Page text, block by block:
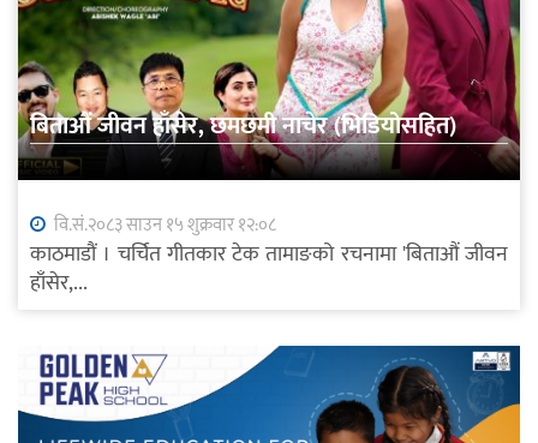
बिताऔं जीवन हाँसेर, छमछमी नाचेर (भिडियोसहित)
वि.सं.२०८३ साउन १५ शुक्रवार १२:०८
काठमाडौं । चर्चित गीतकार टेक तामाङको रचनामा 'बिताऔं जीवन
हाँसेर,...